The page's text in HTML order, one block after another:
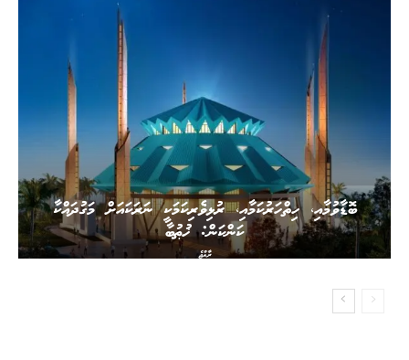
ރާއްޖެ
ބޮޑާވުމާއި، ހިތްހަރުކަމާއި، ރުޅިވެރިކަމަކީ ނަރަކައަށް މަގުދައްކާ
ކަންކަން: ޚުޠުބާ